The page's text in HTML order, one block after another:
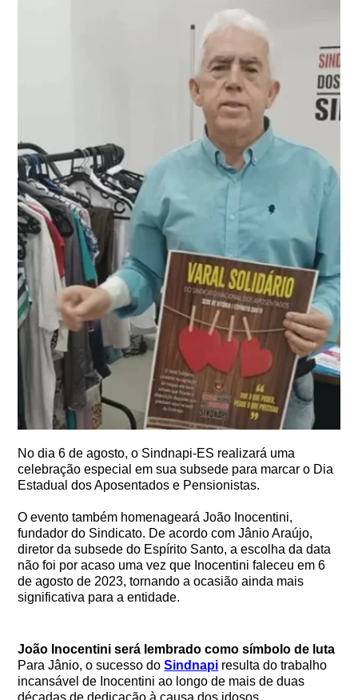
No dia 6 de agosto, o Sindnapi-ES realizará uma
celebração especial em sua subsede para marcar o Dia
Estadual dos Aposentados e Pensionistas.
O evento também homenageará João Inocentini,
fundador do Sindicato. De acordo com Jânio Araújo,
diretor da subsede do Espírito Santo, a escolha da data
não foi por acaso uma vez que Inocentini faleceu em 6
de agosto de 2023, tornando a ocasião ainda mais
significativa para a entidade.
João Inocentini será lembrado como símbolo de luta
Para Jânio, o sucesso doSindnapi resulta do trabalho
incansável de Inocentini ao longo de mais de duas
décadas de dedicação à causa dos idosos.